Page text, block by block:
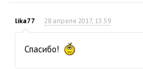
lika77 28 апреля 2017, 13:59
Спасибо!